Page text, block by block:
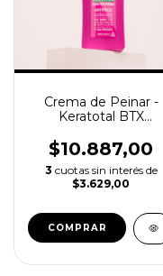
Crema de Peinar -
Keratotal BTX
$10.887,00
3 cuotas sin interés de
$3.629,00